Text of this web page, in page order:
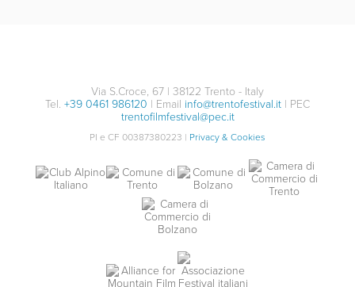
Via S.Croce, 67 | 38122 Trento - Italy
Tel. +39 0461 986120 | Email info@trentofestival.it | PEC
trentofilmfestival@pec.it
PI e CF 00387380223 | Privacy & Cookies